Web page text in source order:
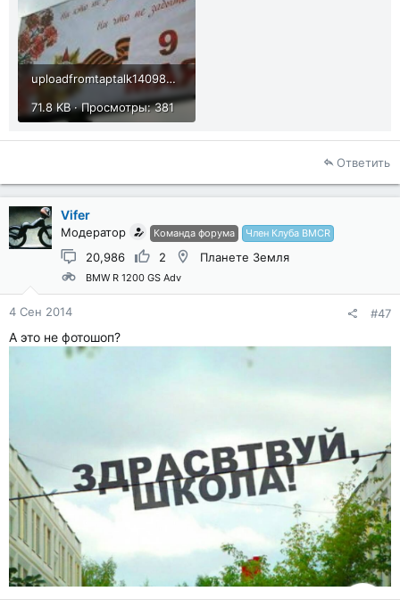
uploadfromtaptalk1409808291030.jpg
71.8 KB · Просмотры: 381
Ответить
Vifer
Модератор Команда форума Член Клуба BMCR
20,986 2 Планете Земля
BMW R 1200 GS Adv
4 Сен 2014 #47
А это не фотошоп?